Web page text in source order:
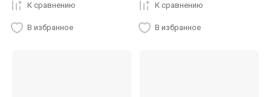
К сравнению
В избранное
К сравнению
В избранное